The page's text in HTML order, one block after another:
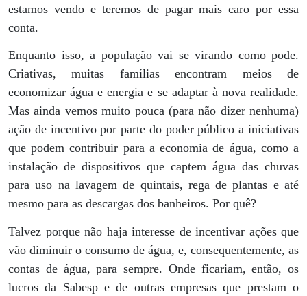
estamos vendo e teremos de pagar mais caro por essa
conta.
Enquanto isso, a população vai se virando como pode.
Criativas, muitas famílias encontram meios de
economizar água e energia e se adaptar à nova realidade.
Mas ainda vemos muito pouca (para não dizer nenhuma)
ação de incentivo por parte do poder público a iniciativas
que podem contribuir para a economia de água, como a
instalação de dispositivos que captem água das chuvas
para uso na lavagem de quintais, rega de plantas e até
mesmo para as descargas dos banheiros. Por quê?
Talvez porque não haja interesse de incentivar ações que
vão diminuir o consumo de água, e, consequentemente, as
contas de água, para sempre. Onde ficariam, então, os
lucros da Sabesp e de outras empresas que prestam o